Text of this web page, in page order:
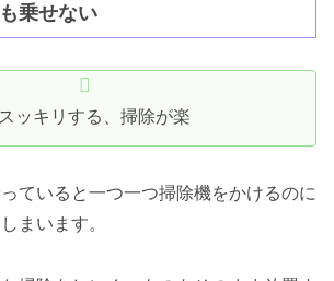
乗せない
ッキリする、掃除が楽
ていると一つ一つ掃除機をかけるのに
まいます。